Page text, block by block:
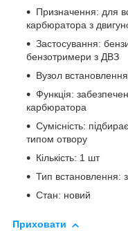
Призначення: для
карбюратора з
Застосування:
бензотримери з ДВЗ
Вузол
Функція:
карбюратора
Сумісність:
типом отвору
Кількість: 1 шт
Тип встановлення:
Стан: новий
Приховати